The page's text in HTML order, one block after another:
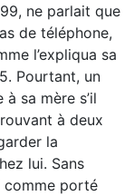
ne parlait que
de téléphone,
l’expliqua sa
Pourtant, un
sa mère s’il
à deux
la
lui. Sans
comme porté